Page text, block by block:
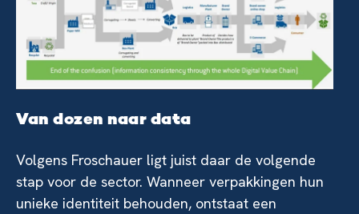
Van dozen naar data
Volgens Froschauer ligt juist daar de volgende
stap voor de sector. Wanneer verpakkingen hun
unieke identiteit behouden, ontstaat een